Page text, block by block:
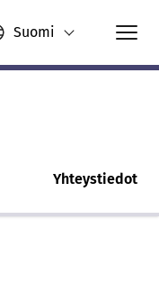
Suomi
Yhteystiedot